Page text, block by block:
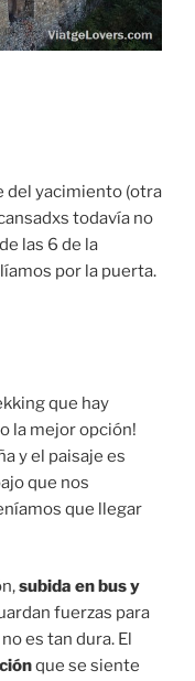
del yacimiento (otra
todavía no
las 6 de la
por la puerta.
que hay
la mejor opción!
y el paisaje es
que nos
que llegar
subida en bus y
fuerzas para
es tan dura. El
que se siente